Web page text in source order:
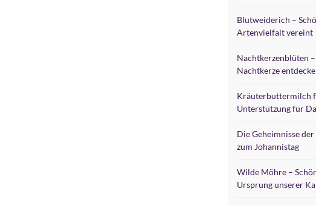
Blutweiderich –
Artenvielfalt vereint
Nachtkerzenblüten
Nachtkerze
Kräuterbuttermilch
Unterstützung für
Die Geheimnisse
zum Johannistag
Wilde Möhre –
Ursprung unserer